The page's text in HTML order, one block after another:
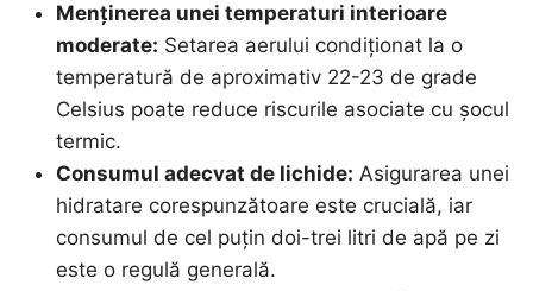
Menținerea unei temperaturi interioare
moderate: Setarea aerului condiționat la o
temperatură de aproximativ 22-23 de grade
Celsius poate reduce riscurile asociate cu șocul
termic.
Consumul adecvat de lichide: Asigurarea unei
hidratare corespunzătoare este crucială, iar
consumul de cel puțin doi-trei litri de apă pe zi
este o regulă generală.